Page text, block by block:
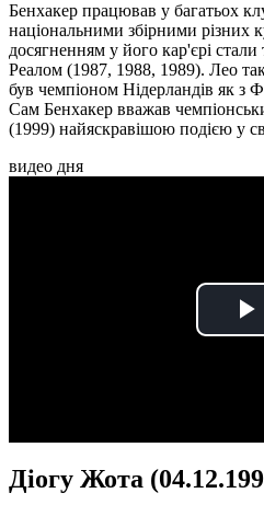
Бенхакер працював у багатьох
національними збірними різних
досягненням у його кар'єрі стали
Реалом (1987, 1988, 1989). Лео
був чемпіоном Нідерландів як з
Сам Бенхакер вважав
(1999) найяскравішою подією у
видео дня
Діогу Жота